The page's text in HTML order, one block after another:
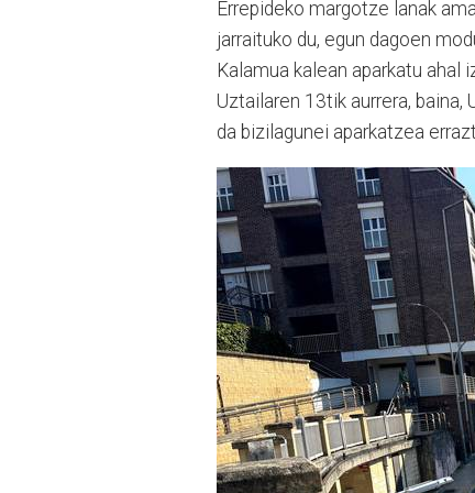
Errepideko margotze lanak
jarraituko du, egun dagoen
Kalamua kalean aparkatu ahal
Uztailaren 13tik aurrera,
da bizilagunei aparkatzea